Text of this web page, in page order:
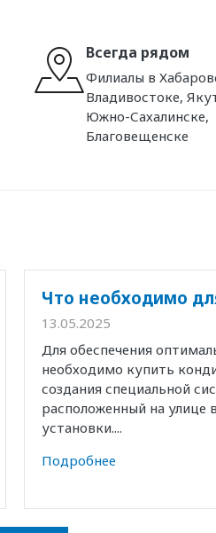
Всегда рядом
Филиалы в
Владивостоке,
Южно-Сахалинске,
Благовещенске
Что необходимо
13.05.2025
Для обеспечения
необходимо купить
создания специальной
расположенный на улице
установки....
Подробнее